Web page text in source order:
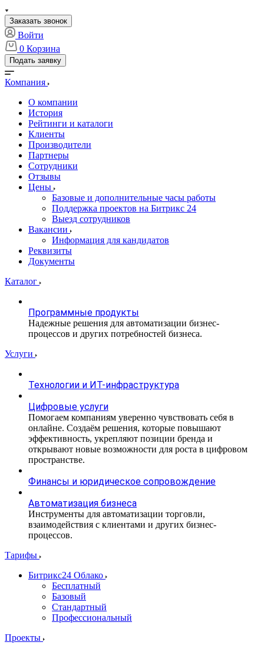
Заказать звонок
Войти
0 Корзина
Подать заявку
Компания
О компании
История
Рейтинги и каталоги
Клиенты
Производители
Партнеры
Сотрудники
Отзывы
Цены
Базовые и дополнительные часы работы
Поддержка проектов на Битрикс 24
Выезд сотрудников
Вакансии
Информация для кандидатов
Реквизиты
Документы
Каталог
Программные продукты
Надежные решения для автоматизации бизнес-
процессов и других потребностей бизнеса.
Услуги
Технологии и ИТ-инфраструктура
Цифровые услуги
Помогаем компаниям уверенно чувствовать себя в
онлайне. Создаём решения, которые повышают
эффективность, укрепляют позиции бренда и
открывают новые возможности для роста в цифровом
пространстве.
Финансы и юридическое сопровождение
Автоматизация бизнеса
Инструменты для автоматизации торговли,
взаимодействия с клиентами и других бизнес-
процессов.
Тарифы
Битрикс24 Облако
Бесплатный
Базовый
Стандартный
Профессиональный
Проекты